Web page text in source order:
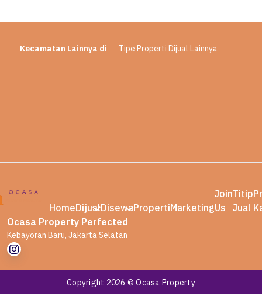
Kecamatan Lainnya di Tipe Properti Dijual Lainnya
HomeDijualDisewaPropertiMarketing
Join
Us
Titip
Jual
Ocasa Property Perfected
Kebayoran Baru, Jakarta Selatan
Copyright 2026 © Ocasa Property